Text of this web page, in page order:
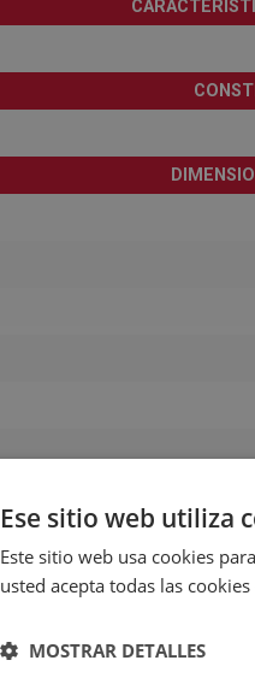
Ese sitio web utiliza
Este sitio web usa cookies
usted acepta todas las
MOSTRAR DETALLES